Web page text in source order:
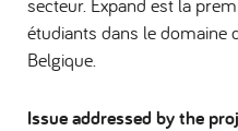
étudiants dans le domaine
Belgique.
Issue addressed by the